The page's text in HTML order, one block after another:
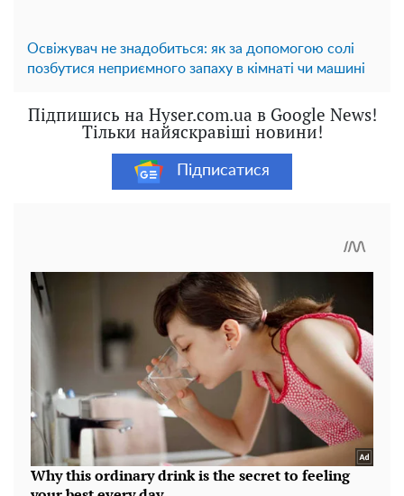
Освіжувач не знадобиться: як за допомогою солі
позбутися неприємного запаху в кімнаті чи машині
Підпишись на Hyser.com.ua в Google News!
Тільки найяскравіші новини!
Підписатися